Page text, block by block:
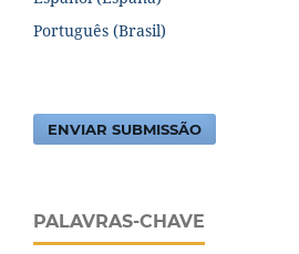
Português (Brasil)
ENVIAR SUBMISSÃO
PALAVRAS-CHAVE